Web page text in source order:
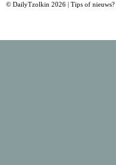
© DailyTzolkin 2026 | Tips of nieuws?